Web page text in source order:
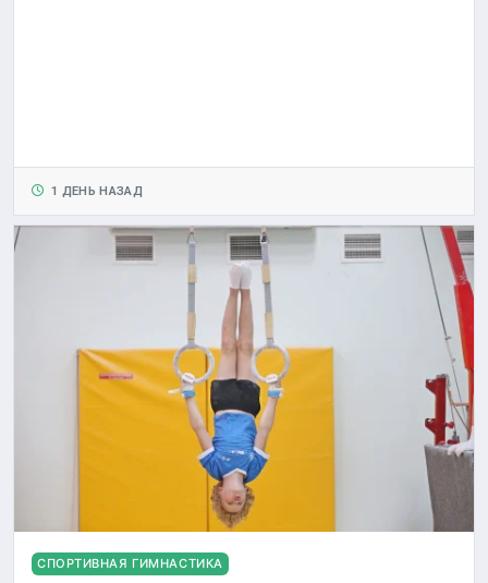
1 ДЕНЬ НАЗАД
СПОРТИВНАЯ ГИМНАСТИКА